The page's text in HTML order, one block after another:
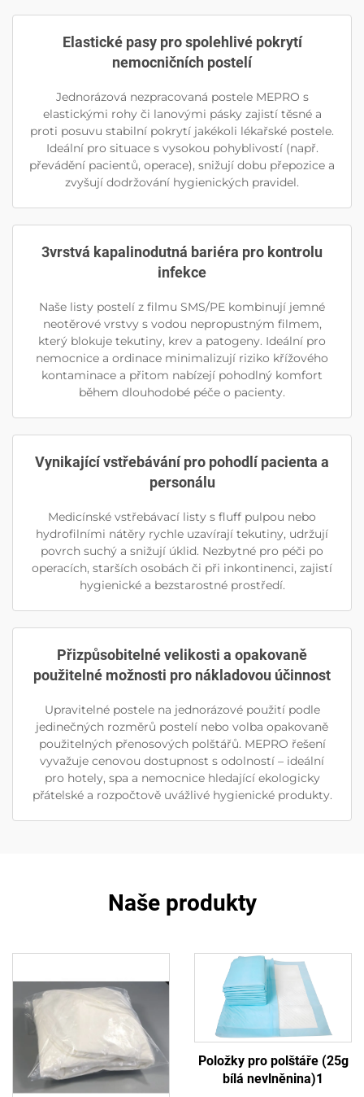
Elastické pasy pro spolehlivé pokrytí
nemocničních postelí
Jednorázová nezpracovaná postele MEPRO s
elastickými rohy či lanovými pásky zajistí těsné a
proti posuvu stabilní pokrytí jakékoli lékařské postele.
Ideální pro situace s vysokou pohyblivostí (např.
převádění pacientů, operace), snižují dobu přepozice a
zvyšují dodržování hygienických pravidel.
3vrstvá kapalinodutná bariéra pro kontrolu
infekce
Naše listy postelí z filmu SMS/PE kombinují jemné
neotěrové vrstvy s vodou nepropustným filmem,
který blokuje tekutiny, krev a patogeny. Ideální pro
nemocnice a ordinace minimalizují riziko křížového
kontaminace a přitom nabízejí pohodlný komfort
během dlouhodobé péče o pacienty.
Vynikající vstřebávání pro pohodlí pacienta a
personálu
Medicínské vstřebávací listy s fluff pulpou nebo
hydrofilními nátěry rychle uzavírají tekutiny, udržují
povrch suchý a snižují úklid. Nezbytné pro péči po
operacích, starších osobách či při inkontinenci, zajistí
hygienické a bezstarostné prostředí.
Přizpůsobitelné velikosti a opakovaně
použitelné možnosti pro nákladovou účinnost
Upravitelné postele na jednorázové použití podle
jedinečných rozměrů postelí nebo volba opakovaně
použitelných přenosových polštářů. MEPRO řešení
vyvažuje cenovou dostupnost s odolností – ideální
pro hotely, spa a nemocnice hledající ekologicky
přátelské a rozpočtově uvážlivé hygienické produkty.
Naše produkty
Položky pro polštáře (25g
bílá nevlněnina)1